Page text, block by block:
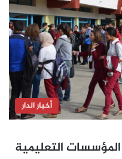
أخبار الدار
من المؤسسات التعليمية